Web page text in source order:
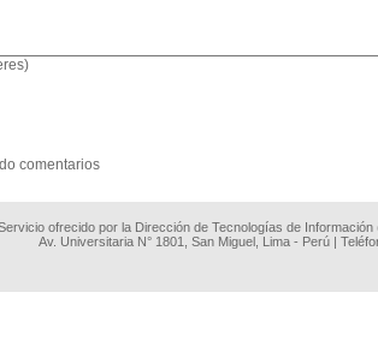
comentarios
ofrecido por la Dirección de Tecnologías de
Av. Universitaria N° 1801, San Miguel, Lima - Perú |